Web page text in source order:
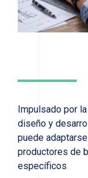
Impulsado por
diseño y
puede
productores de
específicos